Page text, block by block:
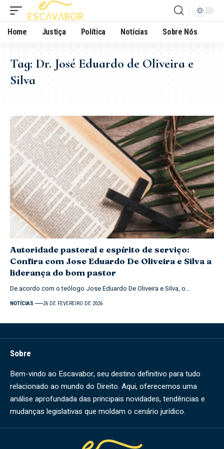
Home Justiça Política Notícias Sobre Nós
Tag:Dr. José Eduardo de Oliveira e
Silva
Autoridade pastoral e espírito de serviço:
Confira com Jose Eduardo De Oliveira e Silva a
liderança do bom pastor
De acordo com o teólogo Jose Eduardo De Oliveira e Silva, o…
NOTÍCIAS 26 DE FEVEREIRO DE 2026
Sobre
Bem-vindo ao Escavabor, seu destino definitivo para tudo
relacionado ao mundo do Direito. Aqui, oferecemos uma
análise aprofundada das principais novidades, tendências e
mudanças legislativas que moldam o cenário jurídico.